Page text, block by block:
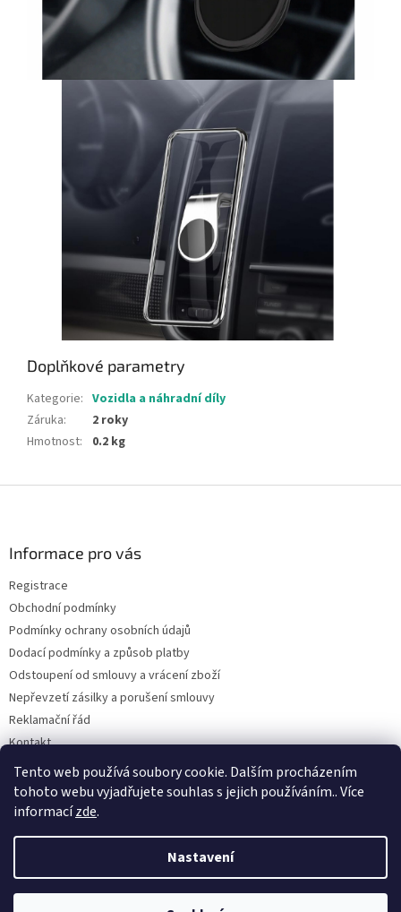
Tento web používá soubory cookie. Dalším procházením
tohoto webu vyjadřujete souhlas s jejich používáním.. Více
informacízde.
Nastavení
Doplňkové parametry
Kategorie: Vozidla a náhradní díly
Záruka:
2 roky
Hmotnost: 0.2 kg
Informace pro vás
Registrace
Obchodní podmínky
Podmínky ochrany osobních údajů
Dodací podmínky a způsob platby
Odstoupení od smlouvy a vrácení zboží
Nepřevzetí zásilky a porušení smlouvy
Reklamační řád
Kontakt
Napište nám
Copyright 2026Dobirkov.cz. Všechna práva vyhrazena.Upravit